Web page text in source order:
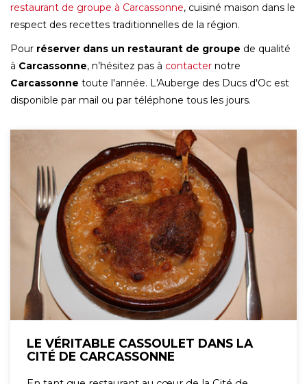
restaurant de groupe à Carcassonne, cuisiné maison dans le
respect des recettes traditionnelles de la région.
Pour réserver dans un restaurant de groupe de qualité
à Carcassonne, n’hésitez pas à contacter notre
Carcassonne toute l'année. L'Auberge des Ducs d'Oc est
disponible par mail ou par téléphone tous les jours.
LE VÉRITABLE CASSOULET DANS LA
CITÉ DE CARCASSONNE